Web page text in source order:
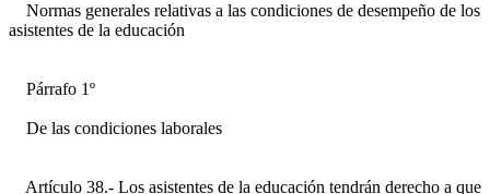
Normas generales relativas a las condiciones de desempeño de los
asistentes de la educación
Párrafo 1º
De las condiciones laborales
Artículo 38.- Los asistentes de la educación tendrán derecho a que